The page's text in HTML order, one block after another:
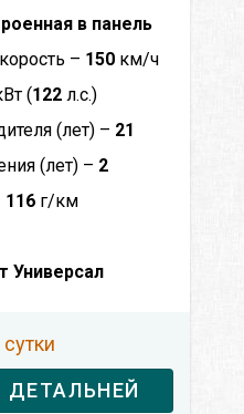
в панель
– 150 км/ч
(122 л.с.)
(лет) – 21
(лет) – 2
116 г/км
Универсал
сутки
ДЕТАЛЬНЕЙ